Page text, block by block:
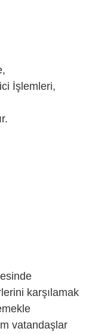
İşlemleri,
karşılamak
vatandaşlar